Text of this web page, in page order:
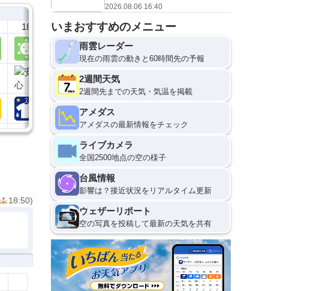
18 21
8日(土)
0
18:50)
2026.08.06 16:40
いまおすすめのメニュー
雨雲レーダー
現在の雨雲の動きと60時間先の予報
2週間天気
2週間先までの天気・気温を掲載
アメダス
アメダスの最新情報をチェック
ライブカメラ
全国2500地点の空の様子
台風情報
影響は？接近状況をリアルタイム更新
ウェザーリポート
空の写真を投稿して最新の天気を共有